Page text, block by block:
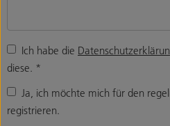
Ich habe die
diese. *
Ja, ich möchte mich für den
registrieren.